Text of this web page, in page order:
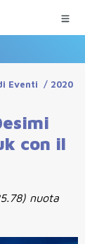
Eventi / 2020
con il
nuota